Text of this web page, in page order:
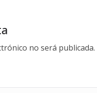
no será publicada.